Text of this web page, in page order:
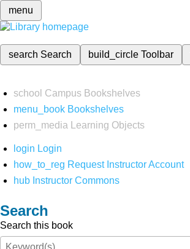
menu
search Search build_circleToolbar
school Campus Bookshelves
menu_book Bookshelves
perm_media
Learning Objects
login Login
how_to_reg Request Instructor Account
hub Instructor Commons
Search
Search this book